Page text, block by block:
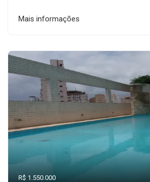
Mais informações
R$ 1.550.000